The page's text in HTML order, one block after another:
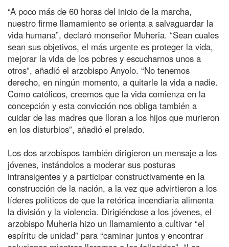
“A poco más de 60 horas del inicio de la marcha,
nuestro firme llamamiento se orienta a salvaguardar la
vida humana”, declaró monseñor Muheria. “Sean cuales
sean sus objetivos, el más urgente es proteger la vida,
mejorar la vida de los pobres y escucharnos unos a
otros”, añadió el arzobispo Anyolo. “No tenemos
derecho, en ningún momento, a quitarle la vida a nadie.
Como católicos, creemos que la vida comienza en la
concepción y esta convicción nos obliga también a
cuidar de las madres que lloran a los hijos que murieron
en los disturbios”, añadió el prelado.
Los dos arzobispos también dirigieron un mensaje a los
jóvenes, instándolos a moderar sus posturas
intransigentes y a participar constructivamente en la
construcción de la nación, a la vez que advirtieron a los
líderes políticos de que la retórica incendiaria alimenta
la división y la violencia. Dirigiéndose a los jóvenes, el
arzobispo Muheria hizo un llamamiento a cultivar “el
espíritu de unidad” para “caminar juntos y encontrar